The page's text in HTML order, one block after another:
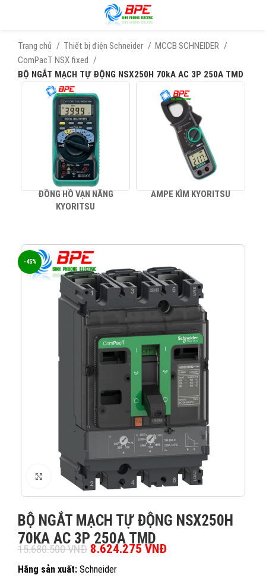
Trang chủ Thiết bị điện Schneider
MCCB SCHNEIDER
ComPacT NSX fixed
BỘ NGẮT MẠCH TỰ ĐỘNG NSX250H 70kA AC 3P 250A TMD
ĐỒNG HỒ VẠN NĂNG
KYORITSU
AMPE KÌM KYORITSU
-45%
XEM ẢNH
BỘ NGẮT MẠCH TỰ ĐỘNG NSX250H
70KA AC 3P 250A TMD
15.680.500VNĐ Giá gốc là: 15.680.500 VNĐ.
8.624.275 VNĐ
Hãng sản xuất: Schneider